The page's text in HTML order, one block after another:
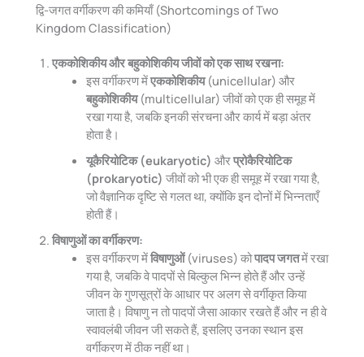
द्वि-जगत वर्गीकरण की कमियाँ (Shortcomings of Two
Kingdom Classification)
एककोशिकीय और बहुकोशिकीय जीवों को एक साथ रखना:
इस वर्गीकरण मेंएककोशिकीय(unicellular) और
बहुकोशिकीय(multicellular) जीवों को एक ही समूह में
रखा गया है, जबकि इनकी संरचना और कार्य में बड़ा अंतर
होता है।
यूकैरियोटिक (eukaryotic) औरप्रोकैरियोटिक
(prokaryotic) जीवों को भी एक ही समूह में रखा गया है,
जो वैज्ञानिक दृष्टि से गलत था, क्योंकि इन दोनों में भिन्नताएँ
होती हैं।
विषाणुओं का वर्गीकरण:
इस वर्गीकरण मेंविषाणुओं(viruses) कोपादप जगतमें रखा
गया है, जबकि वे पादपों से बिल्कुल भिन्न होते हैं और उन्हें
जीवन के गुणसूत्रों के आधार पर अलग से वर्गीकृत किया
जाता है। विषाणु न तो पादपों जैसा आकार रखते हैं और न ही वे
स्वावलंबी जीवन जी सकते हैं, इसलिए उनका स्थान इस
वर्गीकरण में ठीक नहीं था।